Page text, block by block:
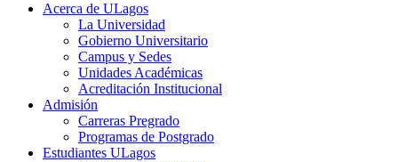
Acerca de ULagos
La Universidad
Gobierno Universitario
Campus y Sedes
Unidades Académicas
Acreditación Institucional
Admisión
Carreras Pregrado
Programas de Postgrado
Estudiantes ULagos